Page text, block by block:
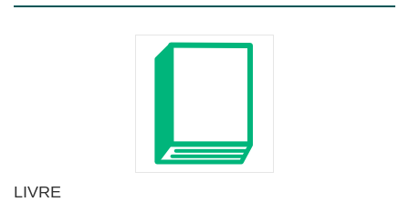
LIVRE